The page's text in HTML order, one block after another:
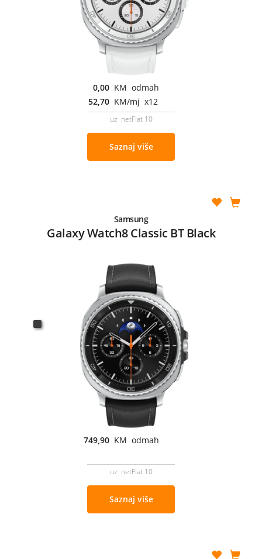
0,00 KM odmah
52,70 KM/mj x12
uz netFlat 10
Saznaj više
Samsung
Galaxy Watch8 Classic BT Black
749,90 KM odmah
uz netFlat 10
Saznaj više